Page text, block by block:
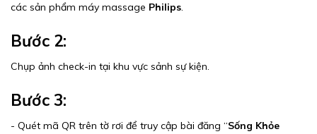
các sản phẩm máy massage Philips.
Bước 2:
Chụp ảnh check-in tại khu vực sảnh sự kiện.
Bước 3:
- Quét mã QR trên tờ rơi để truy cập bài đăng “Sống Khỏe